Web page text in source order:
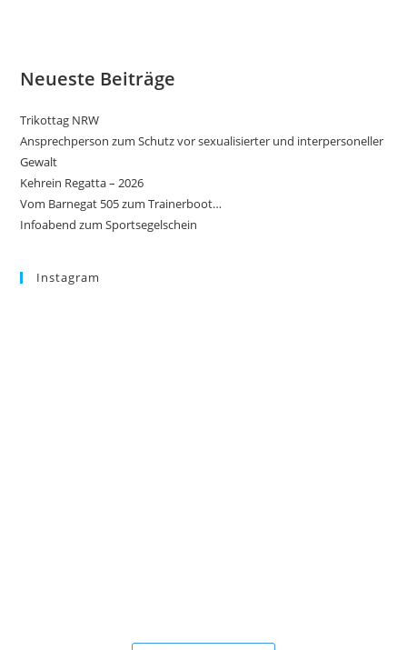
Neueste Beiträge
Trikottag NRW
Ansprechperson zum Schutz vor sexualisierter und interpersoneller
Gewalt
Kehrein Regatta – 2026
Vom Barnegat 505 zum Trainerboot…
Infoabend zum Sportsegelschein
Instagram